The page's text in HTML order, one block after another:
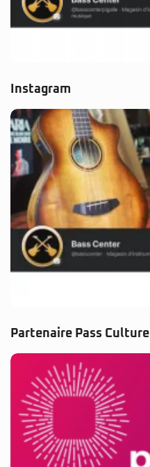
Instagram
Partenaire Pass Culture